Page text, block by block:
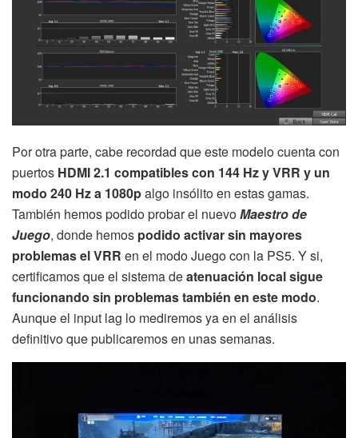
Por otra parte, cabe recordad que este modelo cuenta con
puertos HDMI 2.1 compatibles con 144 Hz y VRR y un
modo 240 Hz a 1080palgo insólito en estas gamas.
También hemos podido probar el nuevoMaestro de
Juego, donde hemos podido activar sin mayores
problemas el VRR en el modo Juego con la PS5. Y si,
certificamos que el sistema deatenuación local sigue
funcionando sin problemas también en este modo.
Aunque el input lag lo mediremos ya en el análisis
definitivo que publicaremos en unas semanas.